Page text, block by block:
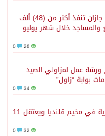
“الشؤون الإسلامية” في جازان تنفذ أكثر من (48) ألف
والمساجد خلال شهر يوليو
26
ورشة عمل لمزاولي الصيد
بوابة “زاول”
34
الاحتلال يهدم محالاً تجارية في مخيم قلنديا ويعتقل 11
32